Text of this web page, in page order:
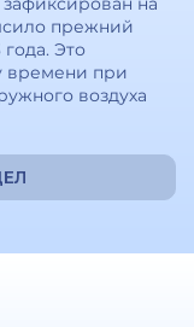
прежний
Это
времени при
воздуха